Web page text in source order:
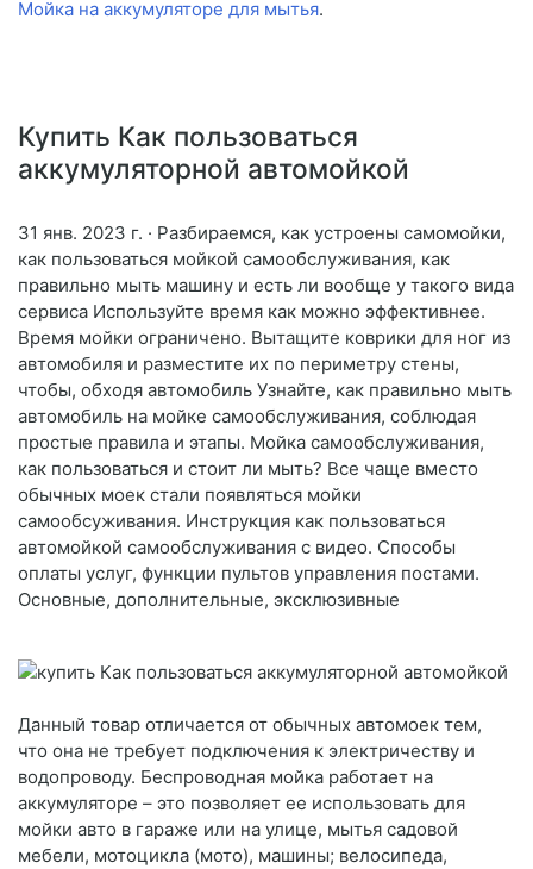
Мойка на аккумуляторе для мытья.
Купить Как пользоваться
аккумуляторной автомойкой
31 янв. 2023 г. · Разбираемся, как устроены самомойки,
как пользоваться мойкой самообслуживания, как
правильно мыть машину и есть ли вообще у такого вида
сервиса Используйте время как можно эффективнее.
Время мойки ограничено. Вытащите коврики для ног из
автомобиля и разместите их по периметру стены,
чтобы, обходя автомобиль Узнайте, как правильно мыть
автомобиль на мойке самообслуживания, соблюдая
простые правила и этапы. Мойка самообслуживания,
как пользоваться и стоит ли мыть? Все чаще вместо
обычных моек стали появляться мойки
самообсуживания. Инструкция как пользоваться
автомойкой самообслуживания с видео. Способы
оплаты услуг, функции пультов управления постами.
Основные, дополнительные, эксклюзивные
Данный товар отличается от обычных автомоек тем,
что она не требует подключения к электричеству и
водопроводу. Беспроводная мойка работает на
аккумуляторе – это позволяет ее использовать для
мойки авто в гараже или на улице, мытья садовой
мебели, мотоцикла (мото), машины; велосипеда,